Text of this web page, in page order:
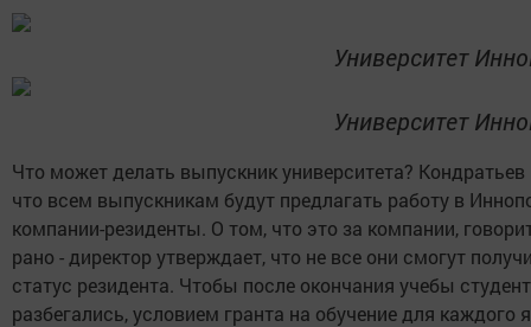
Университет
Университет
Что может делать выпускник университета? Кондратьев
что всем выпускникам будут предлагать работу в
компании-резиденты. О том, что это за компании,
рано - директор утверждает, что не все они смогут
статус резидента. Чтобы после окончания учебы
разбегались, условием гранта на обучение для каждого